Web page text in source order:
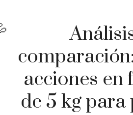
acciones en
de 5 kg para